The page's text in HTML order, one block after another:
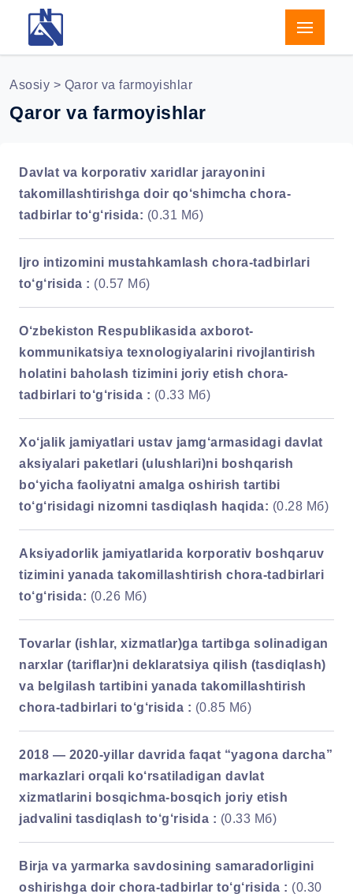
Asosiy > Qaror va farmoyishlar
Qaror va farmoyishlar
Davlat va korporativ xaridlar jarayonini
takomillashtirishga doir qo‘shimcha chora-
tadbirlar to‘g‘risida: (0.31 Мб)
Ijro intizomini mustahkamlash chora-tadbirlari
to‘g‘risida : (0.57 Мб)
O‘zbekiston Respublikasida axborot-
kommunikatsiya texnologiyalarini rivojlantirish
holatini baholash tizimini joriy etish chora-
tadbirlari to‘g‘risida : (0.33 Мб)
Xo‘jalik jamiyatlari ustav jamg‘armasidagi davlat
aksiyalari paketlari (ulushlari)ni boshqarish
bo‘yicha faoliyatni amalga oshirish tartibi
to‘g‘risidagi nizomni tasdiqlash haqida: (0.28 Мб)
Aksiyadorlik jamiyatlarida korporativ boshqaruv
tizimini yanada takomillashtirish chora-tadbirlari
to‘g‘risida: (0.26 Мб)
Tovarlar (ishlar, xizmatlar)ga tartibga solinadigan
narxlar (tariflar)ni deklaratsiya qilish (tasdiqlash)
va belgilash tartibini yanada takomillashtirish
chora-tadbirlari to‘g‘risida : (0.85 Мб)
2018 — 2020-yillar davrida faqat “yagona darcha”
markazlari orqali ko‘rsatiladigan davlat
xizmatlarini bosqichma-bosqich joriy etish
jadvalini tasdiqlash to‘g‘risida : (0.33 Мб)
Birja va yarmarka savdosining samaradorligini
oshirishga doir chora-tadbirlar to‘g‘risida : (0.30